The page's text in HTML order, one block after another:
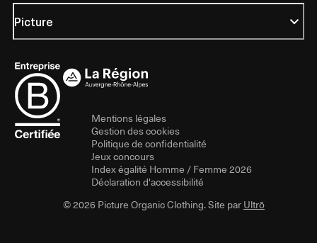
Picture
Mentions légales
Gestion des cookies
Politique de confidentialité
Jeux concours
Index égalité Homme / Femme 2026
Déclaration d'accessibilité
© 2026 Picture Organic Clothing. Site parUltrō